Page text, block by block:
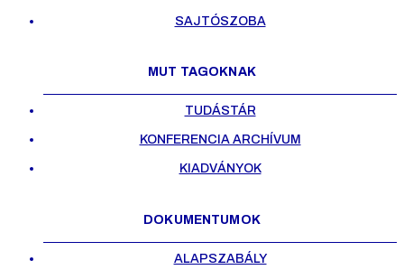
SAJTÓSZOBA
MUT TAGOKNAK
TUDÁSTÁR
KONFERENCIA ARCHÍVUM
KIADVÁNYOK
DOKUMENTUMOK
ALAPSZABÁLY